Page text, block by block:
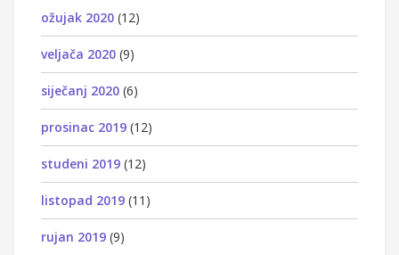
ožujak 2020 (12)
veljača 2020 (9)
siječanj 2020 (6)
prosinac 2019 (12)
studeni 2019 (12)
listopad 2019 (11)
rujan 2019 (9)